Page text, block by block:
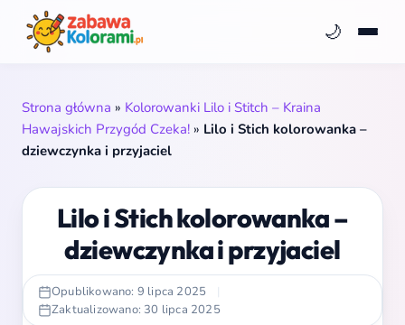
🌙
Strona główna » Kolorowanki Lilo i Stitch – Kraina
Hawajskich Przygód Czeka! » Lilo i Stich kolorowanka –
dziewczynka i przyjaciel
Lilo i Stich kolorowanka –
dziewczynka i przyjaciel
Opublikowano: 9 lipca 2025
|
Zaktualizowano: 30 lipca 2025